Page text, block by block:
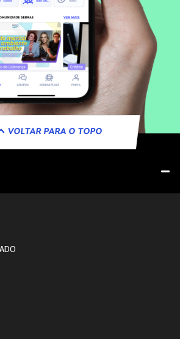
VOLTAR PARA O TOPO